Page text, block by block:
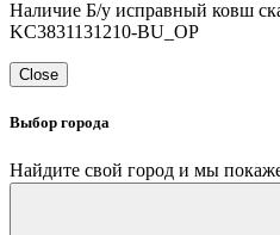
Наличие Б/у исправный ковш
KC3831131210-BU_OP
Close
Выбор города
Найдите свой город и мы